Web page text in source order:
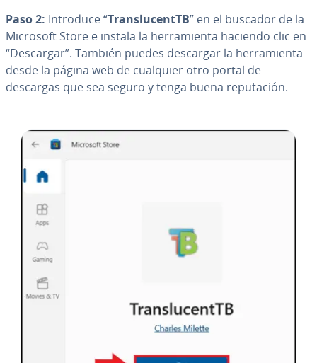
Paso 2: Introduce “Tra­n­s­lu­ce­n­t­TB” en el buscador de la
Microsoft Store e instala la he­rra­mie­n­ta haciendo clic en
“Descargar”. También puedes descargar la he­rra­mie­n­ta
desde la página web de cualquier otro portal de
descargas que sea seguro y tenga buena repu­tación.